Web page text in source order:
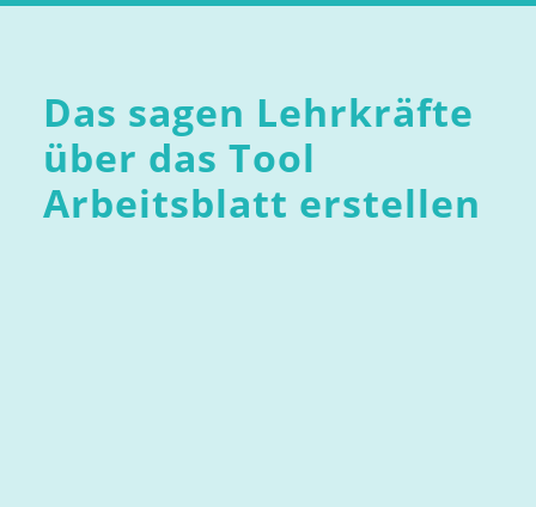
Das sagen Lehrkräfte
über das Tool
Arbeitsblatt erstellen